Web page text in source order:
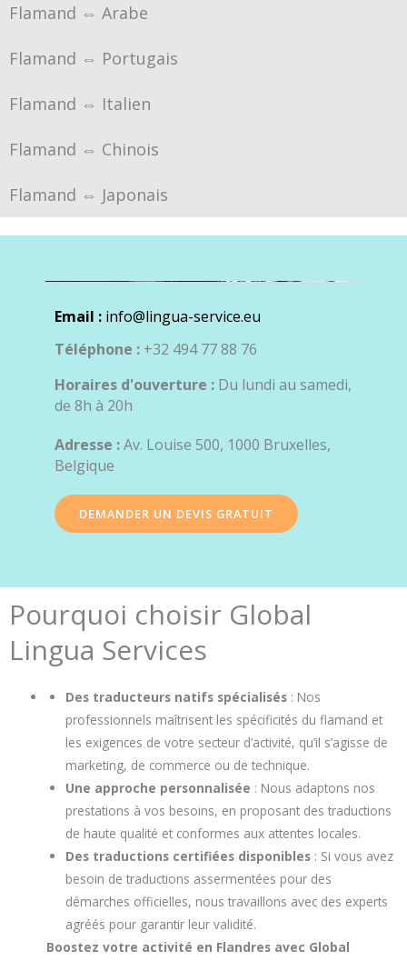
Flamand ⇔ Arabe
Flamand ⇔ Portugais
Flamand ⇔ Italien
Flamand ⇔ Chinois
Flamand ⇔ Japonais
Email : info@lingua-service.eu
Téléphone : +32 494 77 88 76
Horaires d'ouverture : Du lundi au samedi,
de 8h à 20h
Adresse :Av. Louise 500, 1000 Bruxelles,
Belgique
DEMANDER UN DEVIS GRATUIT
Pourquoi choisir Global
Lingua Services
Des traducteurs natifs spécialisés: Nos
professionnels maîtrisent les spécificités du flamand et
les exigences de votre secteur d’activité, qu’il s’agisse de
marketing, de commerce ou de technique.
Une approche personnalisée : Nous adaptons nos
prestations à vos besoins, en proposant des traductions
de haute qualité et conformes aux attentes locales.
Des traductions certifiées disponibles: Si vous avez
besoin de traductions assermentées pour des
démarches officielles, nous travaillons avec des experts
agréés pour garantir leur validité.
Boostez votre activité en Flandres avec Global